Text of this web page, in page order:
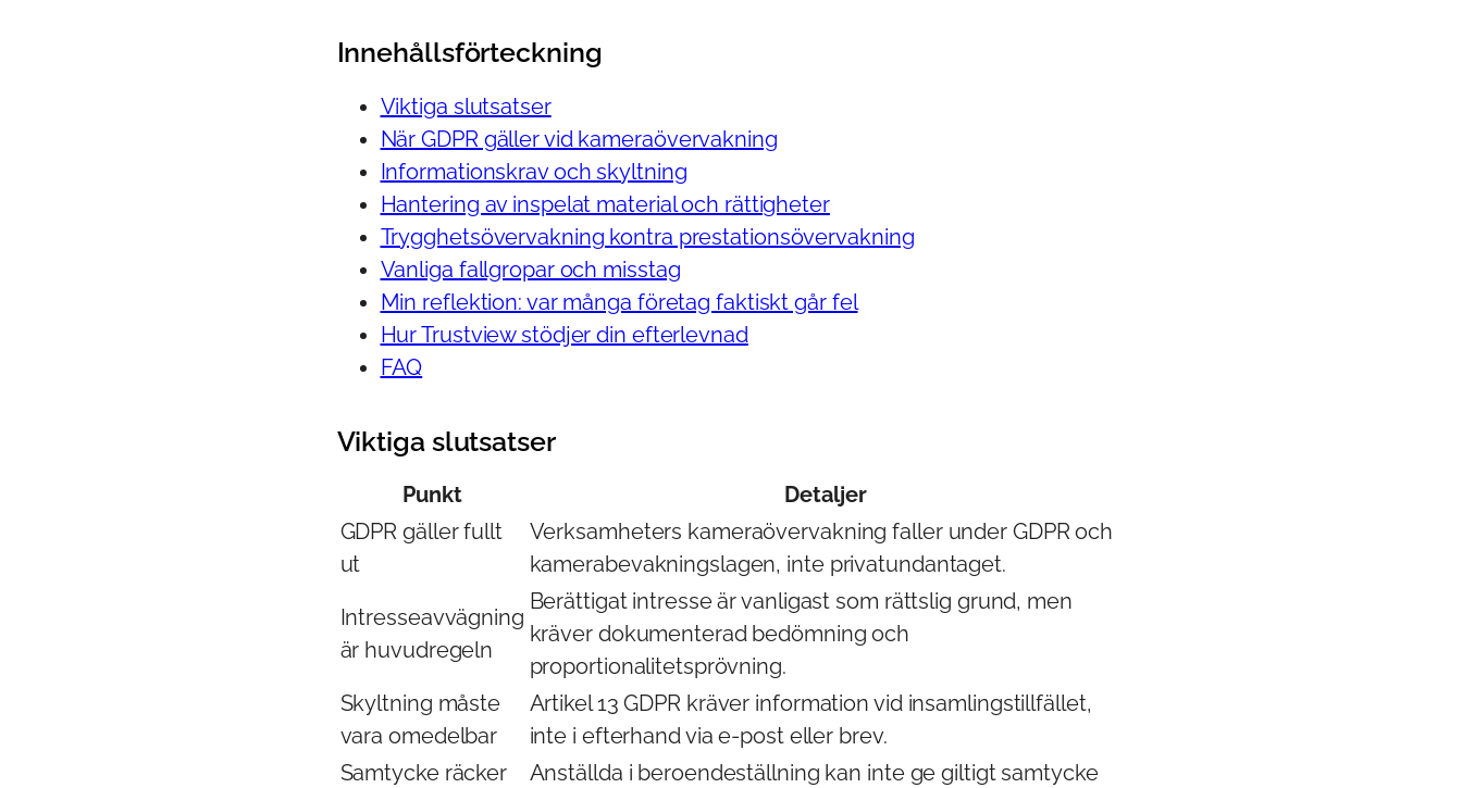
Innehållsförteckning
Viktiga slutsatser
När GDPR gäller vid kameraövervakning
Informationskrav och skyltning
Hantering av inspelat material och rättigheter
Trygghetsövervakning kontra prestationsövervakning
Vanliga fallgropar och misstag
Min reflektion: var många företag faktiskt går fel
Hur Trustview stödjer din efterlevnad
FAQ
Viktiga slutsatser
Punkt
Detaljer
GDPR gäller fullt
ut
Verksamheters kameraövervakning faller under GDPR och
kamerabevakningslagen, inte privatundantaget.
Intresseavvägning
är huvudregeln
Berättigat intresse är vanligast som rättslig grund, men
kräver dokumenterad bedömning och
proportionalitetsprövning.
Skyltning måste
vara omedelbar
Artikel 13 GDPR kräver information vid insamlingstillfället,
inte i efterhand via e-post eller brev.
Samtycke räcker
Anställda i beroendeställning kan inte ge giltigt samtycke